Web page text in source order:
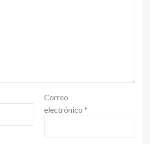
Correo
electrónico *